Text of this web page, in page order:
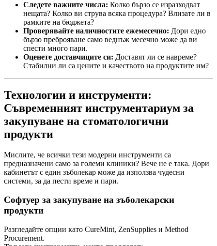
Следете важните числа: Колко бързо се изразходват
нещата? Колко ви струва всяка процедура? Влизате ли в
рамките на бюджета?
Проверявайте наличностите ежемесечно: Дори едно
бързо преброяване само веднъж месечно може да ви
спести много пари.
Оценете доставчиците си: Доставят ли се навреме?
Стабилни ли са цените и качеството на продуктите им?
Технологии и инструменти:
Съвременният инструментариум за
закупуване на стоматологични
продукти
Мислите, че всички тези модерни инструменти са
предназначени само за големи клиники? Вече не е така. Дори
кабинетът с един зъболекар може да използва чудесни
системи, за да пести време и пари.
Софтуер за закупуване на зъболекарски
продукти
Разгледайте опции като CureMint, ZenSupplies и Method
Procurement.